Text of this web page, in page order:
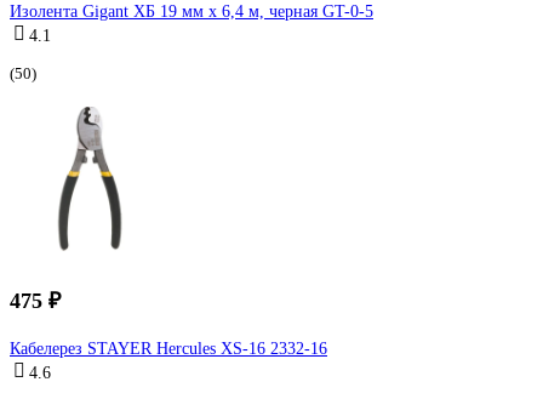
Изолента Gigant ХБ 19 мм х 6,4 м, черная GT-0-5
4.1
(50)
475 ₽
Кабелерез STAYER Hercules XS-16 2332-16
4.6